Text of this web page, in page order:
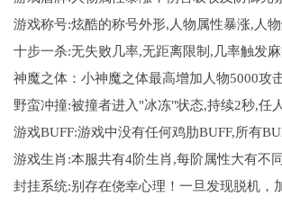
游戏称号:炫酷的称号外形,人物属性暴涨,人
十步一杀:无失败几率,无距离限制,几率触发
神魔之体：小神魔之体最高增加人物5000攻
野蛮冲撞:被撞者进入"冰冻"状态,持续2秒,任
游戏BUFF:游戏中没有任何鸡肋BUFF,所有
游戏生肖:本服共有4阶生肖,每阶属性大有不
封挂系统:别存在侥幸心理！一旦发现脱机